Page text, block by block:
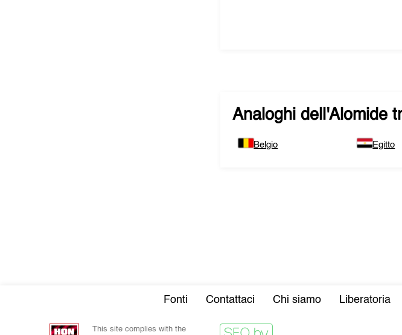
Analoghi dell'Alomide
Belgio Egitto
Fonti Contattaci Chi siamo Liberatoria
This site complies with the